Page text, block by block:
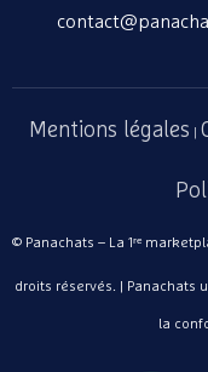
Mentions légales
© Panachats – La 1ʳᵉ
droits réservés. | Panachats
la